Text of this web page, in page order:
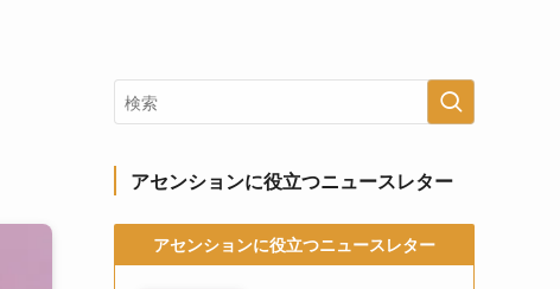
アセンションに役立つニュースレター
アセンションに役立つニュースレター